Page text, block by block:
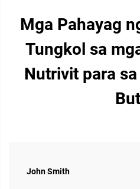
Mga Pahayag
Tungkol sa
Nutrivit para
John Smith